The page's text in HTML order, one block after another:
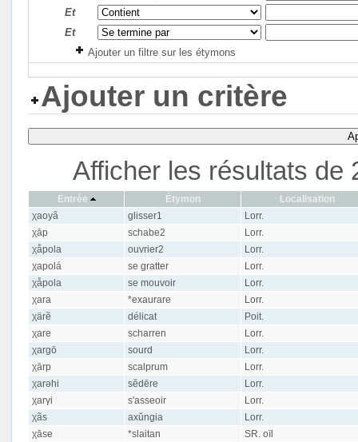
Et
Et
Ajouter un filtre sur les étymons
Ajouter un critère
Afficher les résultats de
Entrée Étymon
Localisation
χaoyã
glisser1
Lorr.
χāp
schabe2
Lorr.
χåpola
ouvrier2
Lorr.
χapolá
se gratter
Lorr.
χåpola
se mouvoir
Lorr.
χara
*exaurare
Lorr.
χärẽ
délicat
Poit.
χare
scharren
Lorr.
χargō
sourd
Lorr.
χārp
scalprum
Lorr.
χarəhi
sĕdēre
Lorr.
χarγi
s'asseoir
Lorr.
χãs
axŭngia
Lorr.
χāse
*slaitan
SR. oïl